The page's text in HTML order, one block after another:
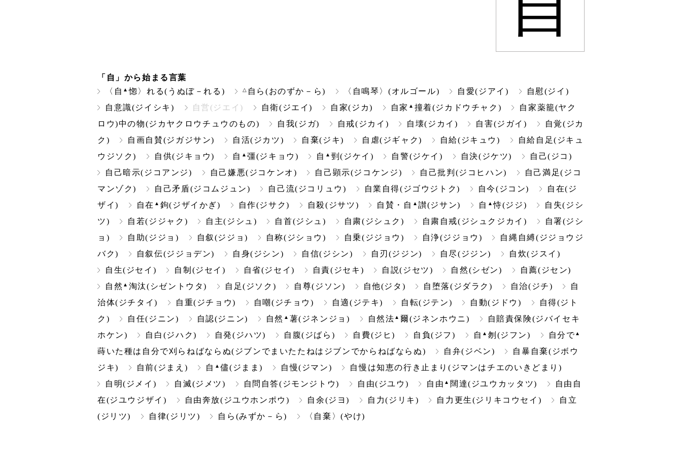
「自」から始まる言葉
〈自 ▲惚〉れる(うぬぼ－れる) △ 自ら(おのずか－ら) 〈自鳴琴〉(オルゴール) 自愛(ジアイ)
自慰(ジイ)
自意識(ジイシキ)
自営(ジエイ) 自衛(ジエイ) 自家(ジカ) 自家 ▲ 撞着(ジカドウチャク)
自家薬籠(ヤク
ロウ)中の物(ジカヤクロウチュウのもの)
自我(ジガ) 自戒(ジカイ) 自壊(ジカイ) 自害(ジガイ)
自覚(ジカ
ク)
自画自賛(ジガジサン) 自活(ジカツ) 自棄(ジキ) 自虐(ジギャク) 自給(ジキュウ)
自給自足(ジキュ
ウジソク)
自供(ジキョウ) 自 ▲彊(ジキョウ) 自 ▲ 剄(ジケイ) 自警(ジケイ) 自決(ジケツ)
自己(ジコ)
自己暗示(ジコアンジ)
自己嫌悪(ジコケンオ) 自己顕示(ジコケンジ) 自己批判(ジコヒハン)
自己満足(ジコ
マンゾク)
自己矛盾(ジコムジュン) 自己流(ジコリュウ) 自業自得(ジゴウジトク) 自今(ジコン)
自在(ジ
ザイ)
自在 ▲ 鉤(ジザイかぎ) 自作(ジサク) 自殺(ジサツ) 自賛・自 ▲讃(ジサン) 自 ▲恃(ジジ)
自失(ジシ
ツ)
自若(ジジャク) 自主(ジシュ) 自首(ジシュ) 自粛(ジシュク) 自粛自戒(ジシュクジカイ)
自署(ジシ
ョ)
自助(ジジョ) 自叙(ジジョ) 自称(ジショウ) 自乗(ジジョウ) 自浄(ジジョウ)
自縄自縛(ジジョウジ
バク)
自叙伝(ジジョデン) 自身(ジシン) 自信(ジシン) 自刃(ジジン) 自尽(ジジン)
自炊(ジスイ)
自生(ジセイ)
自制(ジセイ) 自省(ジセイ) 自責(ジセキ) 自説(ジセツ) 自然(シゼン)
自薦(ジセン)
自然 ▲ 淘汰(シゼントウタ) 自足(ジソク) 自尊(ジソン) 自他(ジタ) 自堕落(ジダラク) 自治(ジチ)
自
治体(ジチタイ)
自重(ジチョウ) 自嘲(ジチョウ) 自適(ジテキ) 自転(ジテン) 自動(ジドウ)
自得(ジト
ク)
自任(ジニン) 自認(ジニン) 自然 ▲ 薯(ジネンジョ) 自然法 ▲爾(ジネンホウニ)
自賠責保険(ジバイセキ
ホケン)
自白(ジハク) 自発(ジハツ) 自腹(ジばら) 自費(ジヒ) 自負(ジフ) 自 ▲ 刎(ジフン) 自分で▲
蒔いた種は自分で刈らねばならぬ(ジブンでまいたたねはジブンでからねばならぬ) 自弁(ジベン)
自暴自棄(ジボウ
ジキ)
自前(ジまえ) 自 ▲儘(ジまま) 自慢(ジマン)
自慢は知恵の行き止まり(ジマンはチエのいきどまり)
自明(ジメイ)
自滅(ジメツ) 自問自答(ジモンジトウ) 自由(ジユウ) 自由 ▲闊達(ジユウカッタツ)
自由自
在(ジユウジザイ)
自由奔放(ジユウホンポウ) 自余(ジヨ) 自力(ジリキ) 自力更生(ジリキコウセイ)
自立
(ジリツ)
自律(ジリツ) 自ら(みずか－ら) 〈自棄〉(やけ)